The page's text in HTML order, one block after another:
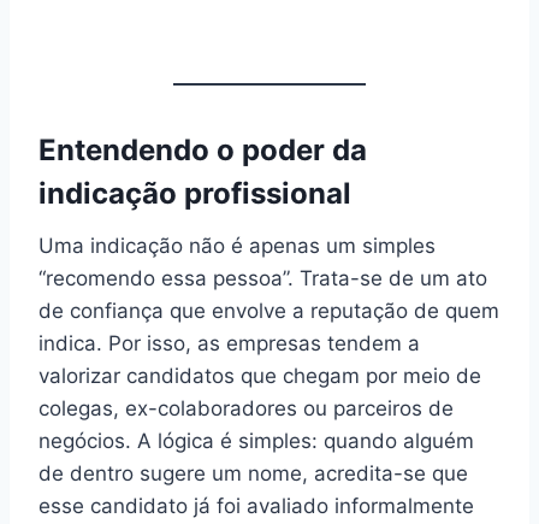
Entendendo o poder da
indicação profissional
Uma indicação não é apenas um simples
“recomendo essa pessoa”. Trata-se de um ato
de confiança que envolve a reputação de quem
indica. Por isso, as empresas tendem a
valorizar candidatos que chegam por meio de
colegas, ex-colaboradores ou parceiros de
negócios. A lógica é simples: quando alguém
de dentro sugere um nome, acredita-se que
esse candidato já foi avaliado informalmente